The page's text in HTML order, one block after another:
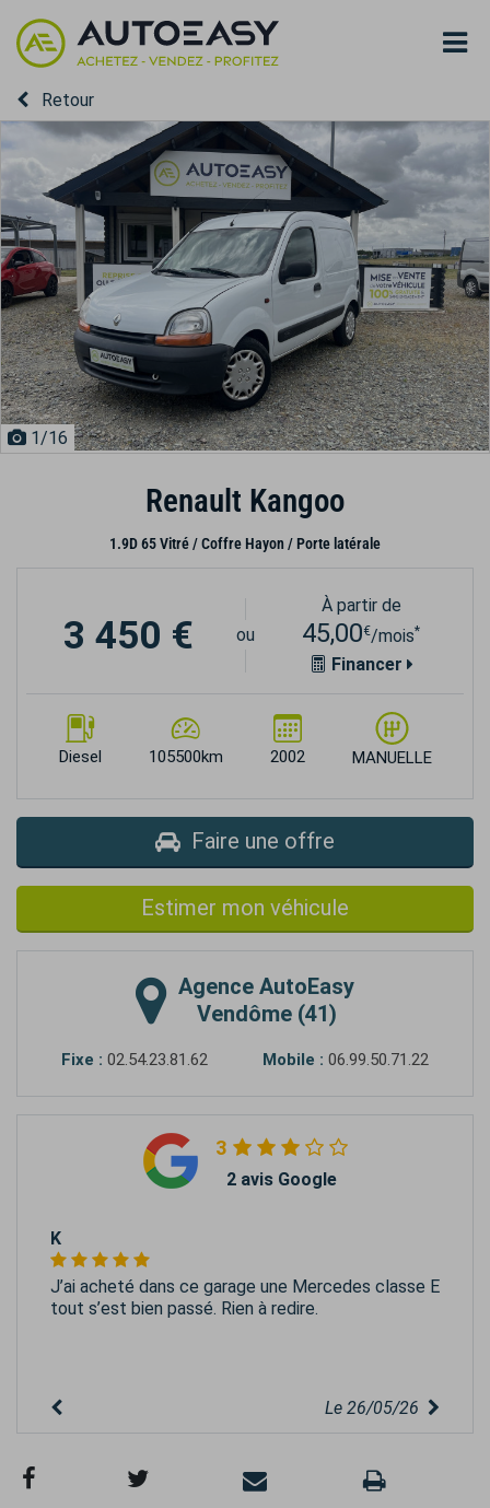
Retour
1/16
Renault Kangoo
1.9D 65 Vitré / Coffre Hayon / Porte latérale
Diesel 105500km 2002 MANUELLE
3 450 € ou
À partir de
45,00€/mois*
Financer
Faire une offre
Estimer mon véhicule
Agence AutoEasy
Vendôme (41)
Fixe : 02.54.23.81.62 Mobile : 06.99.50.71.22
3
2 avis Google
K
J’ai acheté dans ce garage une Mercedes classe E
tout s’est bien passé. Rien à redire.
Le 26/05/26